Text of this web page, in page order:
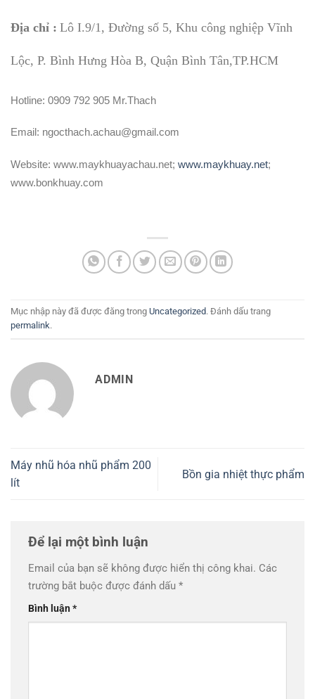
Địa chỉ : Lô I.9/1, Đường số 5, Khu công nghiệp Vĩnh
Lộc, P. Bình Hưng Hòa B, Quận Bình Tân,TP.HCM
Hotline: 0909 792 905 Mr.Thach
Email: ngocthach.achau@gmail.com
Website: www.maykhuayachau.net; www.maykhuay.net;
www.bonkhuay.com
Mục nhập này đã được đăng trong Uncategorized. Đánh dấu trang
permalink.
ADMIN
Máy nhũ hóa nhũ phẩm 200
lít
Bồn gia nhiệt thực phẩm
Để lại một bình luận
Email của bạn sẽ không được hiển thị công khai. Các
trường bắt buộc được đánh dấu *
Bình luận*